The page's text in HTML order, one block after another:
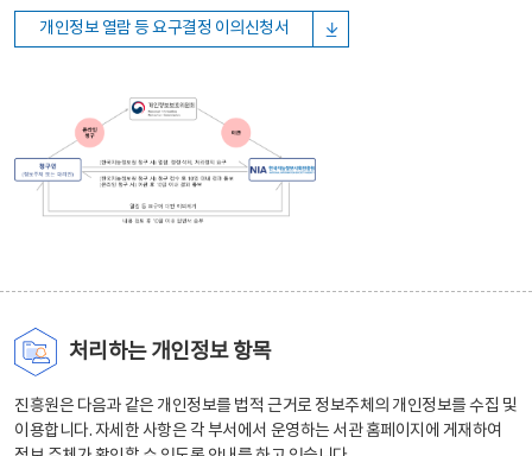
개인정보 열람 등 요구결정 이의신청서
처리하는 개인정보 항목
진흥원은 다음과 같은 개인정보를 법적 근거로 정보주체의 개인정보를 수집 및
이용합니다. 자세한 사항은 각 부서에서 운영하는 서관 홈페이지에 게재하여